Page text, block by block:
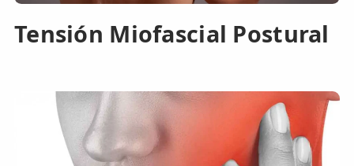
Tensión Miofascial Postural